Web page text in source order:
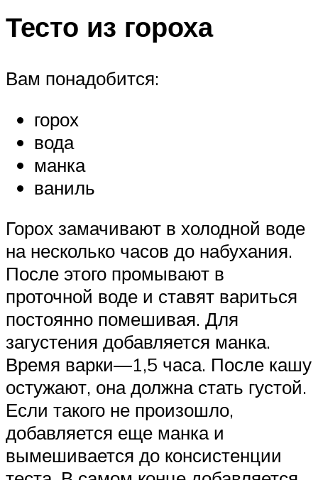
Тесто из гороха
Вам понадобится:
горох
вода
манка
ваниль
Горох замачивают в холодной воде
на несколько часов до набухания.
После этого промывают в
проточной воде и ставят вариться
постоянно помешивая. Для
загустения добавляется манка.
Время варки—1,5 часа. После кашу
остужают, она должна стать густой.
Если такого не произошло,
добавляется еще манка и
вымешивается до консистенции